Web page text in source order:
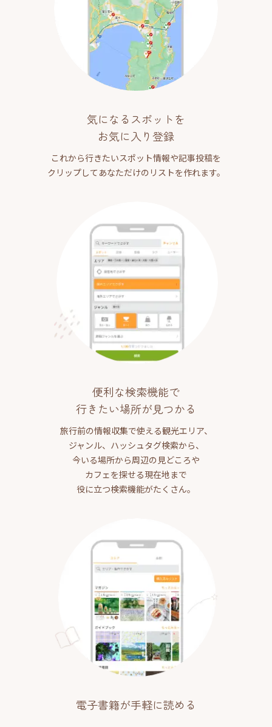
気になるスポットを
お気に入り登録
これから行きたいスポット情報や記事投稿を
クリップしてあなただけのリストを作れます。
便利な検索機能で
行きたい場所が見つかる
旅行前の情報収集で使える観光エリア、
ジャンル、ハッシュタグ検索から、
今いる場所から周辺の見どころや
カフェを探せる現在地まで
役に立つ検索機能がたくさん。
電子書籍が手軽に読める